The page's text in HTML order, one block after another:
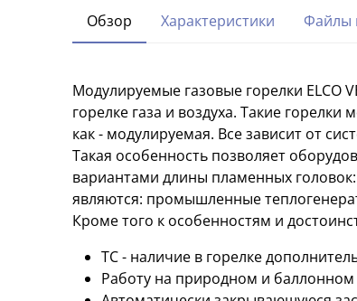
Обзор Характеристики Файлы
Модулируемые газовые горелки ELCO
горелке газа и воздуха. Такие
как - модулируемая. Все зависит от
Такая особенность позволяет
вариантами длины пламенных
являются: промышленные
Кроме того к особенностям и
TC - наличие в горелке
Работу на природном и баллонном